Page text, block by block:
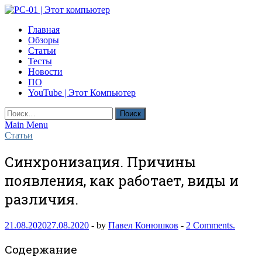
Skip
content
PC-01 | Этот компьютер
Компьютерные новости
Главная
Обзоры
Статьи
Тесты
Новости
ПО
YouTube | Этот Компьютер
Найти:
Main Menu
Статьи
Синхронизация. Причины
появления, как работает, виды и
различия.
21.08.202027.08.2020 - by Павел Конюшков - 2 Comments.
Содержание